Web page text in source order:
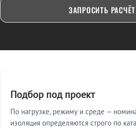
ЗАПРОСИТЬ РАСЧЁТ
Подбор под проект
По нагрузке, режиму и среде —
изоляция определяются строго по